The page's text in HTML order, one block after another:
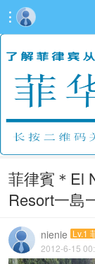

菲律賓＊El
Resort一島
nienie Lv.1
2012-6-15